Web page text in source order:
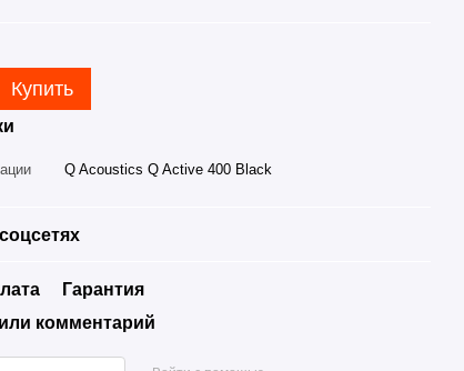
Купить
Q Acoustics Q Active 400 Black
Гарантия
комментарий